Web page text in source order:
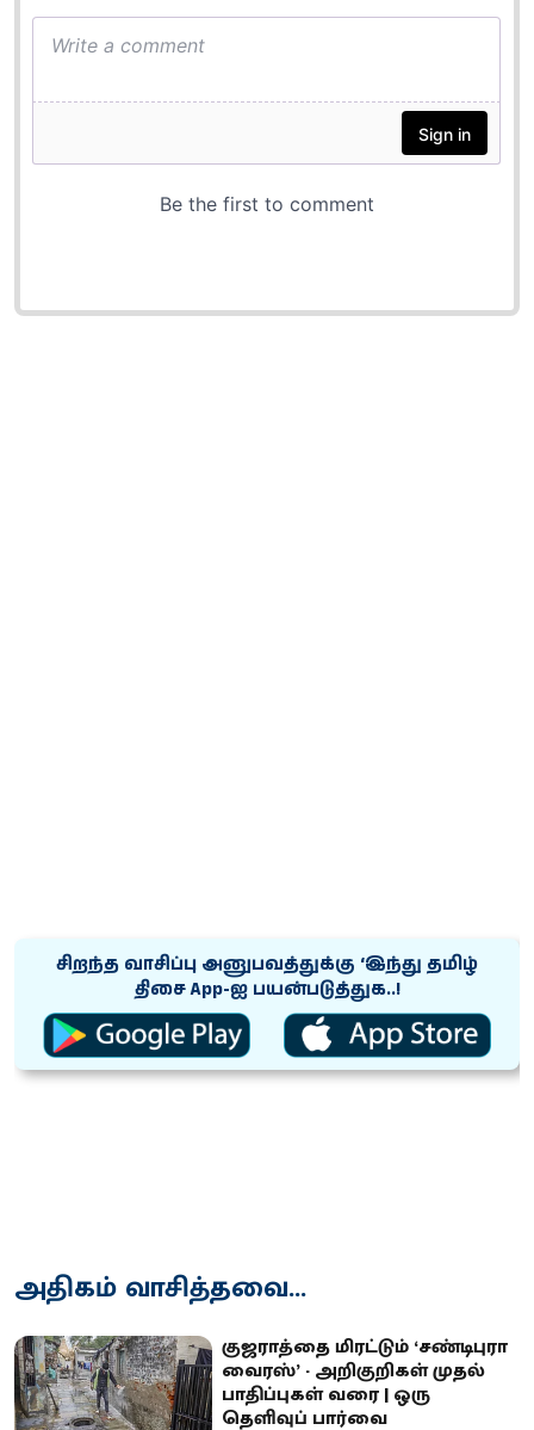
சிறந்த வாசிப்பு அனுபவத்துக்கு ‘இந்து தமிழ்
திசை App-ஐ பயன்படுத்துக..!
அதிகம் வாசித்தவை...
குஜராத்தை மிரட்டும் ‘சண்டிபுரா
வைரஸ்’ - அறிகுறிகள் முதல்
பாதிப்புகள் வரை | ஒரு
தெளிவுப் பார்வை